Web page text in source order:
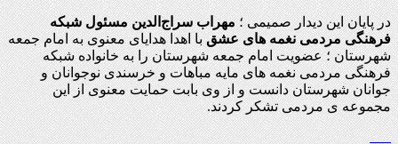
در پایان این دیدار صمیمی ؛مهراب سراج‌الدين مسئول شبکه
فرهنگی مردمی نغمه های عشقبا اهدا هدایای معنوی به امام جمعه
شهرستان ؛ عضویت امام جمعه شهرستان را به خانواده شبکه
فرهنگی مردمی نغمه های مایه مباهات و خرسندی نوجوانان و
جوانان شهرستان دانست و از وی بابت حمایت معنوی از این
مجموعه ی مردمی تشکر کردند.